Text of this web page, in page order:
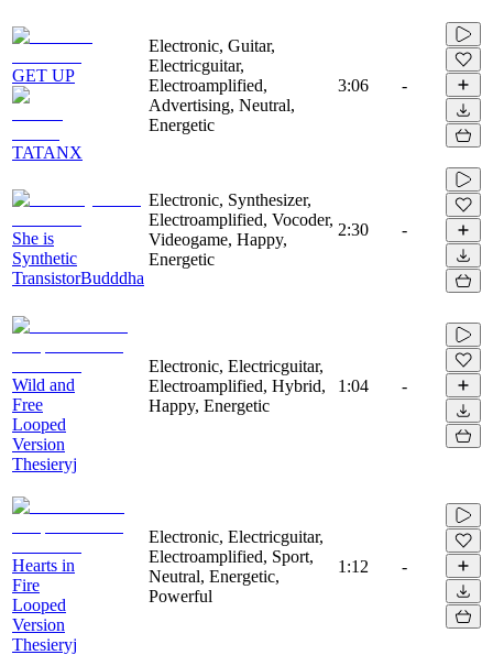
GET UP
TATANX
Electronic, Guitar,
Electricguitar,
Electroamplified,
Advertising, Neutral,
Energetic
3:06 -
She is
Synthetic
TransistorBudddha
Electronic, Synthesizer,
Electroamplified, Vocoder,
Videogame, Happy,
Energetic
2:30 -
Wild and
Free
Looped
Version
Thesieryj
Electronic, Electricguitar,
Electroamplified, Hybrid,
Happy, Energetic
1:04 -
Hearts in
Fire
Looped
Version
Thesieryj
Electronic, Electricguitar,
Electroamplified, Sport,
Neutral, Energetic,
Powerful
1:12 -